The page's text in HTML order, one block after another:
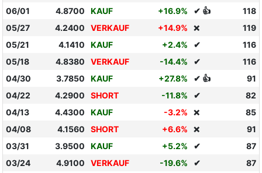
06/01
4.8700 KAUF +16.9% ✔ 👍
118
05/27
4.2400 VERKAUF +14.9% ❌
119
05/21
4.1410 KAUF +2.4% ✔
116
05/18
4.8380 VERKAUF -14.4% ✔
116
04/30
3.7850 KAUF +27.8% ✔ 👍
91
04/22
4.2900 SHORT -11.8% ✔
82
04/13
4.4300 KAUF -3.2% ❌
85
04/08
4.1560 SHORT +6.6% ❌
91
03/31
3.9500 KAUF +5.2% ✔
87
03/24
4.9100 VERKAUF -19.6% ✔
87